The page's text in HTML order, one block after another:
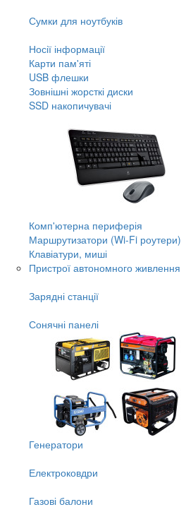
Сумки для ноутбуків
Носії інформації
Карти пам'яті
USB флешки
Зовнішні жорсткі диски
SSD накопичувачі
Комп'ютерна периферія
Маршрутизатори (Wi-Fi роутери)
Клавіатури, миші
Пристрої автономного живлення
Зарядні станції
Сонячні панелі
Генератори
Електроковдри
Газові балони